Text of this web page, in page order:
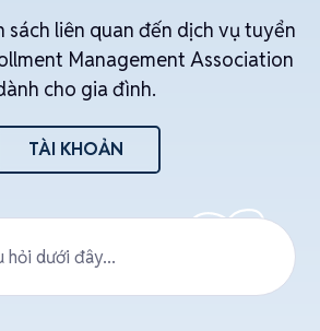
sách liên quan đến dịch vụ tuyển
Management Association
cho gia đình.
TÀI KHOẢN